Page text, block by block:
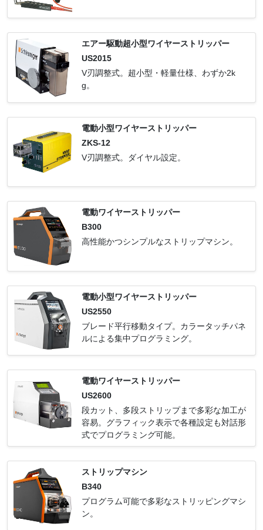
エアー駆動超小型ワイヤーストリッパー
US2015
V刃調整式。超小型・軽量仕様、わずか2k
g。
電動小型ワイヤーストリッパー
ZKS-12
V刃調整式。ダイヤル設定。
電動ワイヤーストリッパー
B300
高性能かつシンプルなストリップマシン。
電動小型ワイヤーストリッパー
US2550
ブレード平行移動タイプ。カラータッチパネ
ルによる集中プログラミング。
電動ワイヤーストリッパー
US2600
段カット、多段ストリップまで多彩な加工が
容易。グラフィック表示で各種設定も対話形
式でプログラミング可能。
ストリップマシン
B340
プログラム可能で多彩なストリッピングマシ
ン。